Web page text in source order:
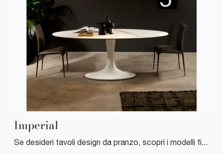
Imperial
Se desideri tavoli design da pranzo, scopri i modelli fissi di Tonin Casa: clicca e scopri il modello Imperial in ceramica.